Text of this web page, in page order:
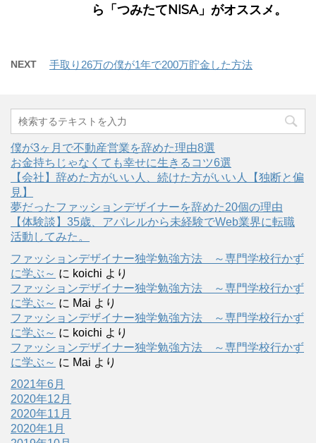
ら「つみたてNISA」がオススメ。
NEXT 手取り26万の僕が1年で200万貯金した方法
僕が3ヶ月で不動産営業を辞めた理由8選
お金持ちじゃなくても幸せに生きるコツ6選
【会社】辞めた方がいい人、続けた方がいい人【独断と偏
見】
夢だったファッションデザイナーを辞めた20個の理由
【体験談】35歳、アパレルから未経験でWeb業界に転職
活動してみた。
ファッションデザイナー独学勉強方法 ～専門学校行かず
に学ぶ～ に koichi より
ファッションデザイナー独学勉強方法 ～専門学校行かず
に学ぶ～ に Mai より
ファッションデザイナー独学勉強方法 ～専門学校行かず
に学ぶ～ に koichi より
ファッションデザイナー独学勉強方法 ～専門学校行かず
に学ぶ～ に Mai より
2021年6月
2020年12月
2020年11月
2020年1月